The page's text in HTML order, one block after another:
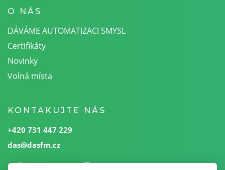
O NÁS
DÁVÁME AUTOMATIZACI SMYSL
Certifikáty
Novinky
Volná místa
KONTAKUJTE NÁS
+420 731 447 229
das@dasfm.cz